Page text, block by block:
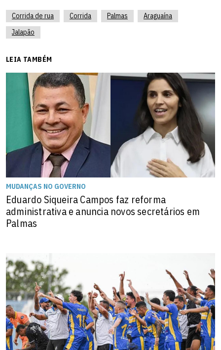
Corrida de rua Corrida Palmas
Araguaína
Jalapão
LEIA TAMBÉM
MUDANÇAS NO GOVERNO
Eduardo Siqueira Campos faz reforma
administrativa e anuncia novos secretários em
Palmas